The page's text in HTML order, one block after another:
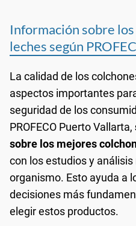
Información sobre
leches según
La calidad de los
aspectos importantes
seguridad de los
PROFECO Puerto Vallarta,
sobre los mejores
con los estudios y análisis
organismo. Esto ayuda a
decisiones más
elegir estos productos.